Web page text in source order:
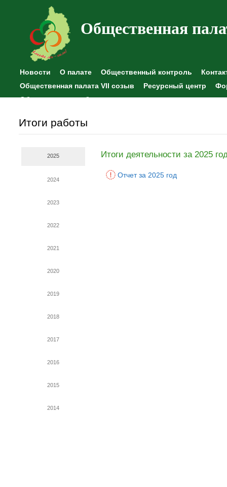
Общественная
Новости О палате Общественный контроль
Общественная палата VII созыв
Ресурсный центр
Общественные наблюдения
Итоги работы
2025
2024
2023
2022
2021
2020
2019
2018
2017
2016
2015
2014
Итоги деятельности за 2025
Отчет за 2025 год